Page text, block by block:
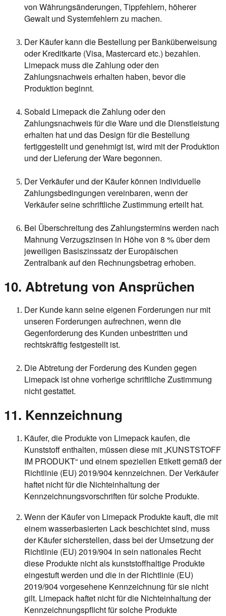
von Währungsänderungen, Tippfehlern, höherer
Gewalt und Systemfehlern zu machen.
Der Käufer kann die Bestellung per Banküberweisung
oder Kreditkarte (Visa, Mastercard etc.) bezahlen.
Limepack muss die Zahlung oder den
Zahlungsnachweis erhalten haben, bevor die
Produktion beginnt.
Sobald Limepack die Zahlung oder den
Zahlungsnachweis für die Ware und die Dienstleistung
erhalten hat und das Design für die Bestellung
fertiggestellt und genehmigt ist, wird mit der Produktion
und der Lieferung der Ware begonnen.
Der Verkäufer und der Käufer können individuelle
Zahlungsbedingungen vereinbaren, wenn der
Verkäufer seine schriftliche Zustimmung erteilt hat.
Bei Überschreitung des Zahlungstermins werden nach
Mahnung Verzugszinsen in Höhe von 8 % über dem
jeweiligen Basiszinssatz der Europäischen
Zentralbank auf den Rechnungsbetrag erhoben.
10. Abtretung von Ansprüchen
Der Kunde kann seine eigenen Forderungen nur mit
unseren Forderungen aufrechnen, wenn die
Gegenforderung des Kunden unbestritten und
rechtskräftig festgestellt ist.
Die Abtretung der Forderung des Kunden gegen
Limepack ist ohne vorherige schriftliche Zustimmung
nicht gestattet.
11. Kennzeichnung
Käufer, die Produkte von Limepack kaufen, die
Kunststoff enthalten, müssen diese mit „KUNSTSTOFF
IM PRODUKT“ und einem speziellen Etikett gemäß der
Richtlinie (EU) 2019/904 kennzeichnen. Der Verkäufer
haftet nicht für die Nichteinhaltung der
Kennzeichnungsvorschriften für solche Produkte.
Wenn der Käufer von Limepack Produkte kauft, die mit
einem wasserbasierten Lack beschichtet sind, muss
der Käufer sicherstellen, dass bei der Umsetzung der
Richtlinie (EU) 2019/904 in sein nationales Recht
diese Produkte nicht als kunststoffhaltige Produkte
eingestuft werden und die in der Richtlinie (EU)
2019/904 vorgesehene Kennzeichnung für sie nicht
gilt. Limepack haftet nicht für die Nichteinhaltung der
Kennzeichnungspflicht für solche Produkte